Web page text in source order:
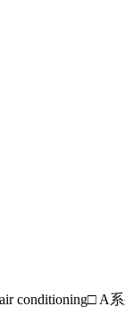
conditioning□